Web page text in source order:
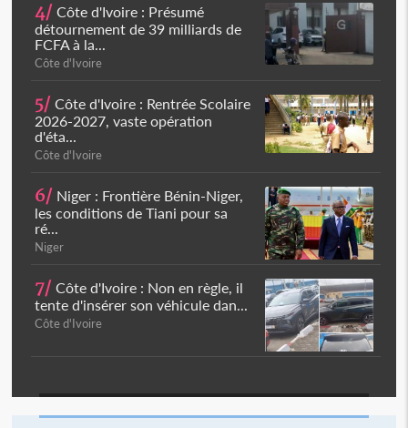
4/ Côte d'Ivoire : Présumé
détournement de 39 milliards de
FCFA à la...
Côte d'Ivoire
5/ Côte d'Ivoire : Rentrée Scolaire
2026-2027, vaste opération
d'éta...
Côte d'Ivoire
6/ Niger : Frontière Bénin-Niger,
les conditions de Tiani pour sa
ré...
Niger
7/ Côte d'Ivoire : Non en règle, il
tente d'insérer son véhicule dan...
Côte d'Ivoire